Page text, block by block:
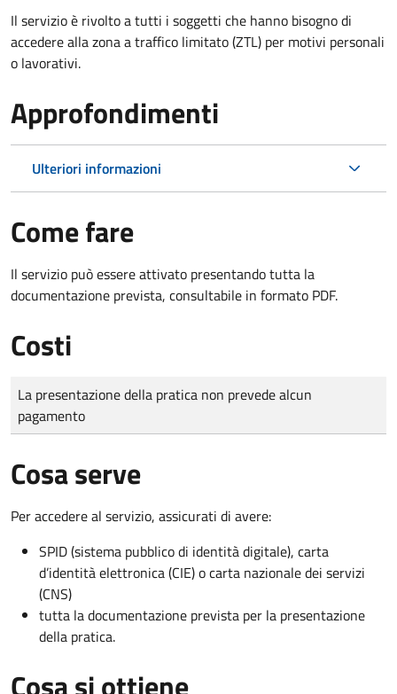
Il servizio è rivolto a tutti i soggetti che hanno bisogno di
accedere alla zona a traffico limitato (ZTL) per motivi personali
o lavorativi.
Approfondimenti
Ulteriori informazioni
Come fare
Il servizio può essere attivato presentando tutta la
documentazione prevista, consultabile in formato PDF.
Costi
Tipo di pagamento
Importo
La presentazione della pratica non prevede alcun
pagamento
Cosa serve
Per accedere al servizio, assicurati di avere:
SPID (sistema pubblico di identità digitale), carta
d’identità elettronica (CIE) o carta nazionale dei servizi
(CNS)
tutta la documentazione prevista per la presentazione
della pratica.